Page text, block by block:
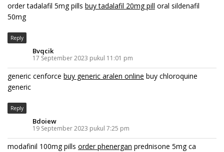
order tadalafil 5mg pills buy tadalafil 20mg pill oral sildenafil
50mg
Reply
Bvqcik
17 September 2023 pukul 11:01 pm
generic cenforce buy generic aralen online buy chloroquine
generic
Reply
Bdoiew
19 September 2023 pukul 7:25 pm
modafinil 100mg pills order phenergan prednisone 5mg ca